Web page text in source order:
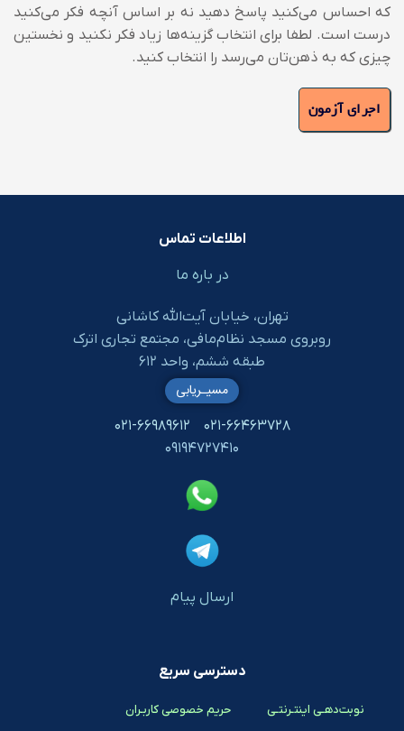
که احساس می‌کنید پاسخ دهید نه بر اساس آنچه فکر می‌کنید
درست است. لطفا برای انتخاب گزینه‌ها زیاد فکر نکنید و نخستین
چیزی که به ذهن‌تان می‌رسد را انتخاب کنید.
اطلاعات تماس
در باره ما
تهران، خیابان آیت‌الله کاشانی
روبروی مسجد نظام‌مافی، مجتمع تجاری اترک
طبقه ششم، واحد ۶۱۲
۰۲۱-۶۶۴۶۳۷۲۸
۰۲۱-۶۶۹۸۹۶۱۲
۰۹۱۹۴۷۲۷۴۱۰
ارسال پیام
مسیـریابی
دسترسی سریع
نوبت‌دهـی اینتـرنتـی حریم خصوصی کاربـران